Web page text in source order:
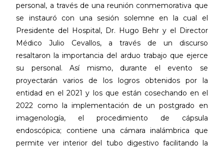
personal, a través de una reunión conmemorativa que
se instauró con una sesión solemne en la cual el
Presidente del Hospital, Dr. Hugo Behr y el Director
Médico Julio Cevallos, a través de un discurso
resaltaron la importancia del arduo trabajo que ejerce
su personal. Así mismo, durante el evento se
proyectarán varios de los logros obtenidos por la
entidad en el 2021 y los que están cosechando en el
2022 como la implementación de un postgrado en
imagenología, el procedimiento de cápsula
endoscópica; contiene una cámara inalámbrica que
permite ver interior del tubo digestivo facilitando la